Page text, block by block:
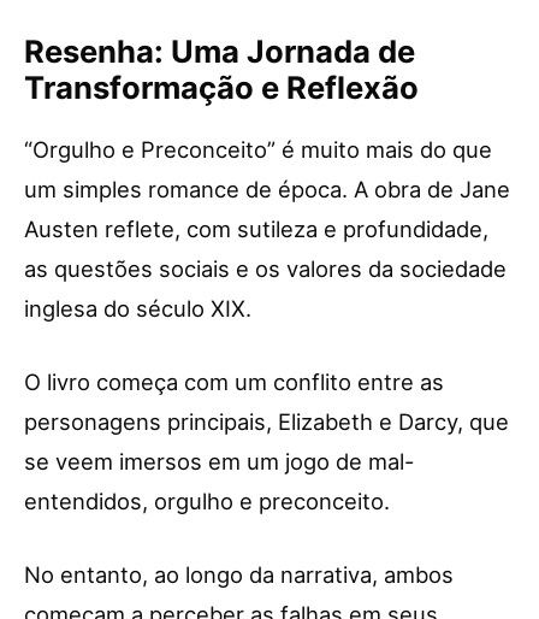
Resenha: Uma Jornada de
Transformação e Reflexão
“Orgulho e Preconceito” é muito mais do que
um simples romance de época. A obra de Jane
Austen reflete, com sutileza e profundidade,
as questões sociais e os valores da sociedade
inglesa do século XIX.
O livro começa com um conflito entre as
personagens principais, Elizabeth e Darcy, que
se veem imersos em um jogo de mal-
entendidos, orgulho e preconceito.
No entanto, ao longo da narrativa, ambos
começam a perceber as falhas em seus